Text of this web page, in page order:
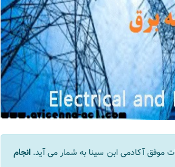
موفق آکادمی ابن سینا به شمار می آید. انجام